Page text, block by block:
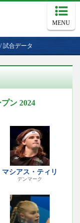
MENU
/試合データ
ン 2024
マシアス・ティリ
デンマーク